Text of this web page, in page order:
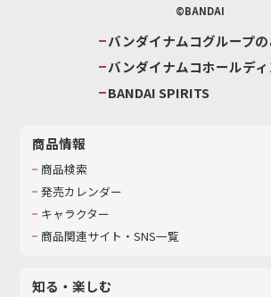
©BANDAI
バンダイナムコグループ
バンダイナムコホールデ
BANDAI SPIRITS
商品情報
商品検索
発売カレンダー
キャラクター
商品関連サイト・SNS一覧
知る・楽しむ